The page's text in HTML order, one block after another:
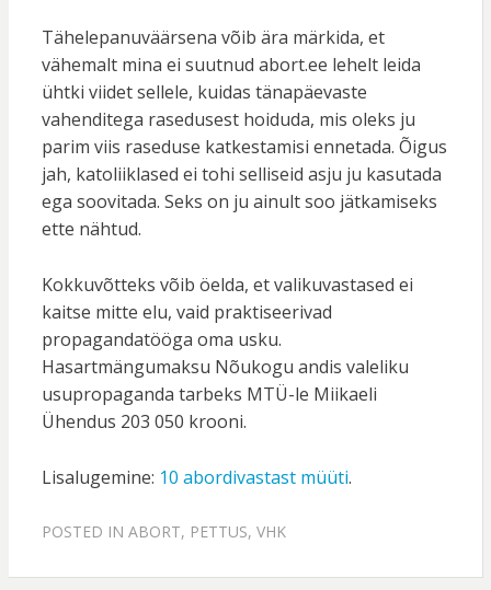
Tähelepanuväärsena võib ära märkida, et
vähemalt mina ei suutnud abort.ee lehelt leida
ühtki viidet sellele, kuidas tänapäevaste
vahenditega rasedusest hoiduda, mis oleks ju
parim viis raseduse katkestamisi ennetada. Õigus
jah, katoliiklased ei tohi selliseid asju ju kasutada
ega soovitada. Seks on ju ainult soo jätkamiseks
ette nähtud.
Kokkuvõtteks võib öelda, et valikuvastased ei
kaitse mitte elu, vaid praktiseerivad
propagandatööga oma usku.
Hasartmängumaksu Nõukogu andis valeliku
usupropaganda tarbeks MTÜ-le Miikaeli
Ühendus 203 050 krooni.
Lisalugemine: 10 abordivastast müüti.
POSTED IN ABORT, PETTUS, VHK